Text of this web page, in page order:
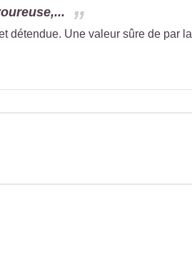
détendue. Une valeur sûre de par la